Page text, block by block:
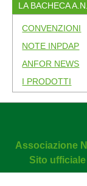
LA BACHECA
CONVENZIONI
NOTE INPDAP
ANFOR NEWS
I PRODOTTI
Associazione
Sito